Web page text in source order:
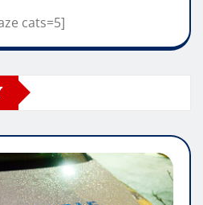
cats=5]